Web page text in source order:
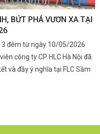
BỨT PHÁ VƯƠN XA TẠI
3 đêm từ ngày 10/05/2026
công ty CP HLC Hà Nội đã
và đầy ý nghĩa tại FLC Sầm